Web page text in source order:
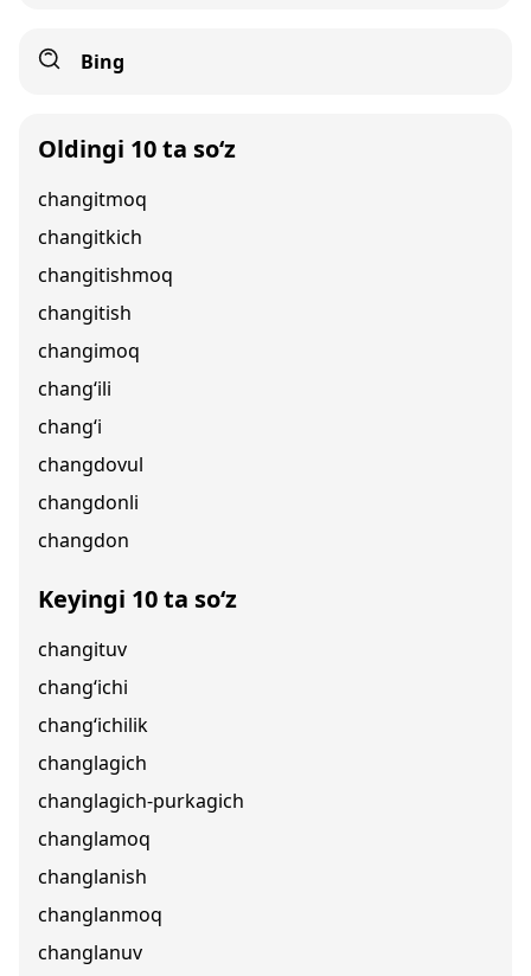
Bing
Oldingi 10 ta so‘z
changitmoq
changitkich
changitishmoq
changitish
changimoq
chang‘ili
chang‘i
changdovul
changdonli
changdon
Keyingi 10 ta so‘z
changituv
chang‘ichi
chang‘ichilik
changlagich
changlagich-purkagich
changlamoq
changlanish
changlanmoq
changlanuv